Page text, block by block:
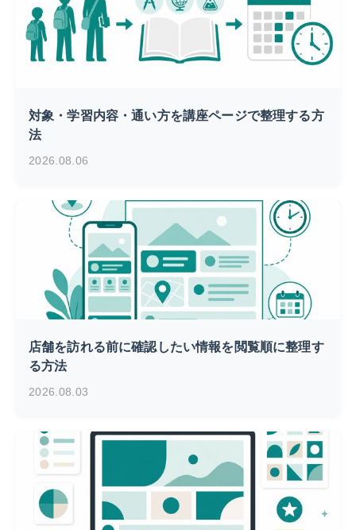
対象・学習内容・通い方を講座ページで整理する方
法
2026.08.06
店舗を訪れる前に確認したい情報を閲覧順に整理す
る方法
2026.08.03